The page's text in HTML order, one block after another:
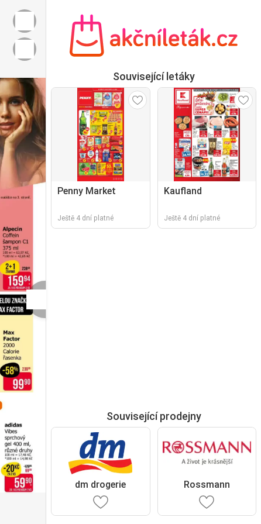
Související letáky
Penny Market
Ještě 4 dní platné
Kaufland
Ještě 4 dní platné
Související prodejny
dm drogerie Rossmann